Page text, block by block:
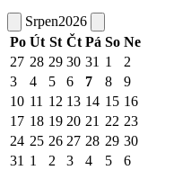
Srpen2026
Po Út St Čt Pá So Ne
27 28 29 30 31 1
2
3
4 5 6 7 8
9
10 11 12 13 14 15 16
17 18 19 20 21 22 23
24 25 26 27 28 29 30
31 1 2 3 4 5 6